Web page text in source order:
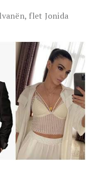
flet Jonida